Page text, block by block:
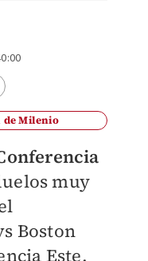
de Milenio
muy
Boston
Este,